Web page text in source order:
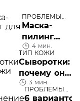
ПРОБЛЕМЫ
КОЖИ ЛИЦА
Маска-
пилинг
для лица
4 мин.
ТИП КОЖИ
Сыворотки:
почему они
необходимы
и чем
3 мин.
ПРОБЛЕМЫ
КОЖИ ЛИЦА
6 вариантов